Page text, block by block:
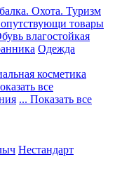
Охота. Туризм
товары
влагостойкая
Одежда
косметика
все
... Показать все
Нестандарт